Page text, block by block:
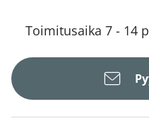
Toimitusaika 7 - 14